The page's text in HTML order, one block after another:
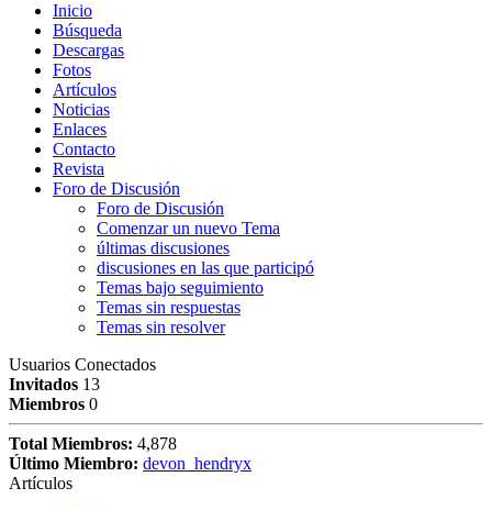
Inicio
Búsqueda
Descargas
Fotos
Artículos
Noticias
Enlaces
Contacto
Revista
Foro de Discusión
Foro de Discusión
Comenzar un nuevo Tema
últimas discusiones
discusiones en las que participó
Temas bajo seguimiento
Temas sin respuestas
Temas sin resolver
Usuarios Conectados
Invitados 13
Miembros 0
Total Miembros: 4,878
Último Miembro: devon_hendryx
Artículos